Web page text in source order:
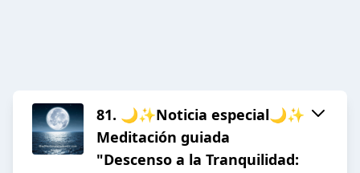
81. 🌙✨Noticia especial🌙✨
Meditación guiada
"Descenso a la Tranquilidad: